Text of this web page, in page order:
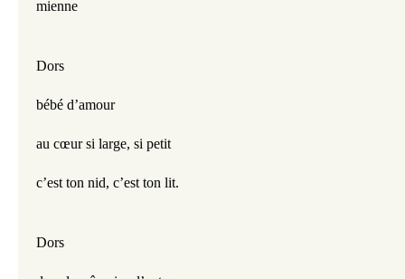
mienne
Dors
bébé d’amour
au cœur si large, si petit
c’est ton nid, c’est ton lit.
Dors